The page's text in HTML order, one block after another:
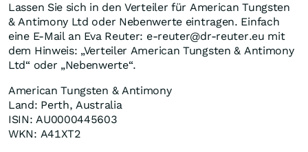
Lassen Sie sich in den Verteiler für American Tungsten
& Antimony Ltd oder Nebenwerte eintragen. Einfach
eine E-Mail an Eva Reuter: e-reuter@dr-reuter.eu mit
dem Hinweis: „Verteiler American Tungsten & Antimony
Ltd“ oder „Nebenwerte“.
American Tungsten & Antimony
Land: Perth, Australia
ISIN: AU0000445603
WKN: A41XT2